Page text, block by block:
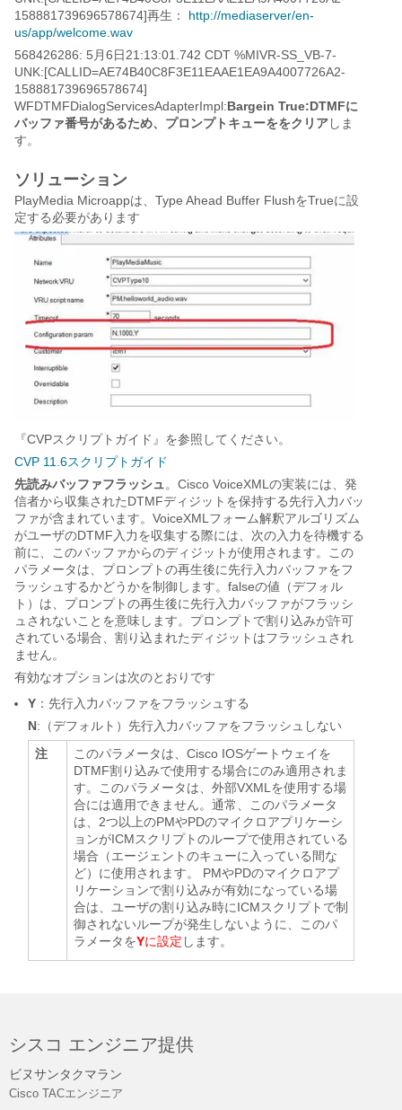
158881739696578674]再生： http://mediaserver/en-
us/app/welcome.wav
568426286: 5月6日21:13:01.742 CDT %MIVR-SS_VB-7-
UNK:[CALLID=AE74B40C8F3E11EAAE1EA9A4007726A2-
158881739696578674]
WFDTMFDialogServicesAdapterImpl:Bargein True:DTMFに
バッファ番号があるため、プロンプトキューををクリアしま
す。
ソリューション
PlayMedia Microappは、Type Ahead Buffer FlushをTrueに設
定する必要があります
『CVPスクリプトガイド』を参照してください。
CVP 11.6スクリプトガイド
先読みバッファフラッシュ。Cisco VoiceXMLの実装には、発
信者から収集されたDTMFディジットを保持する先行入力バッ
ファが含まれています。VoiceXMLフォーム解釈アルゴリズム
がユーザのDTMF入力を収集する際には、次の入力を待機する
前に、このバッファからのディジットが使用されます。この
パラメータは、プロンプトの再生後に先行入力バッファをフ
ラッシュするかどうかを制御します。falseの値（デフォル
ト）は、プロンプトの再生後に先行入力バッファがフラッシ
ュされないことを意味します。プロンプトで割り込みが許可
されている場合、割り込まれたディジットはフラッシュされ
ません。
有効なオプションは次のとおりです
Y ：先行入力バッファをフラッシュする
N:（デフォルト）先行入力バッファをフラッシュしない
注
このパラメータは、Cisco IOSゲートウェイを
DTMF割り込みで使用する場合にのみ適用されま
す。このパラメータは、外部VXMLを使用する場
合には適用できません。通常、このパラメータ
は、2つ以上のPMやPDのマイクロアプリケーシ
ョンがICMスクリプトのループで使用されている
場合（エージェントのキューに入っている間な
ど）に使用されます。 PMやPDのマイクロアプ
リケーションで割り込みが有効になっている場
合は、ユーザの割り込み時にICMスクリプトで制
御されないループが発生しないように、このパ
ラメータをYに設定 します。
シスコ エンジニア提供
ビヌサンタクマラン
Cisco TACエンジニア